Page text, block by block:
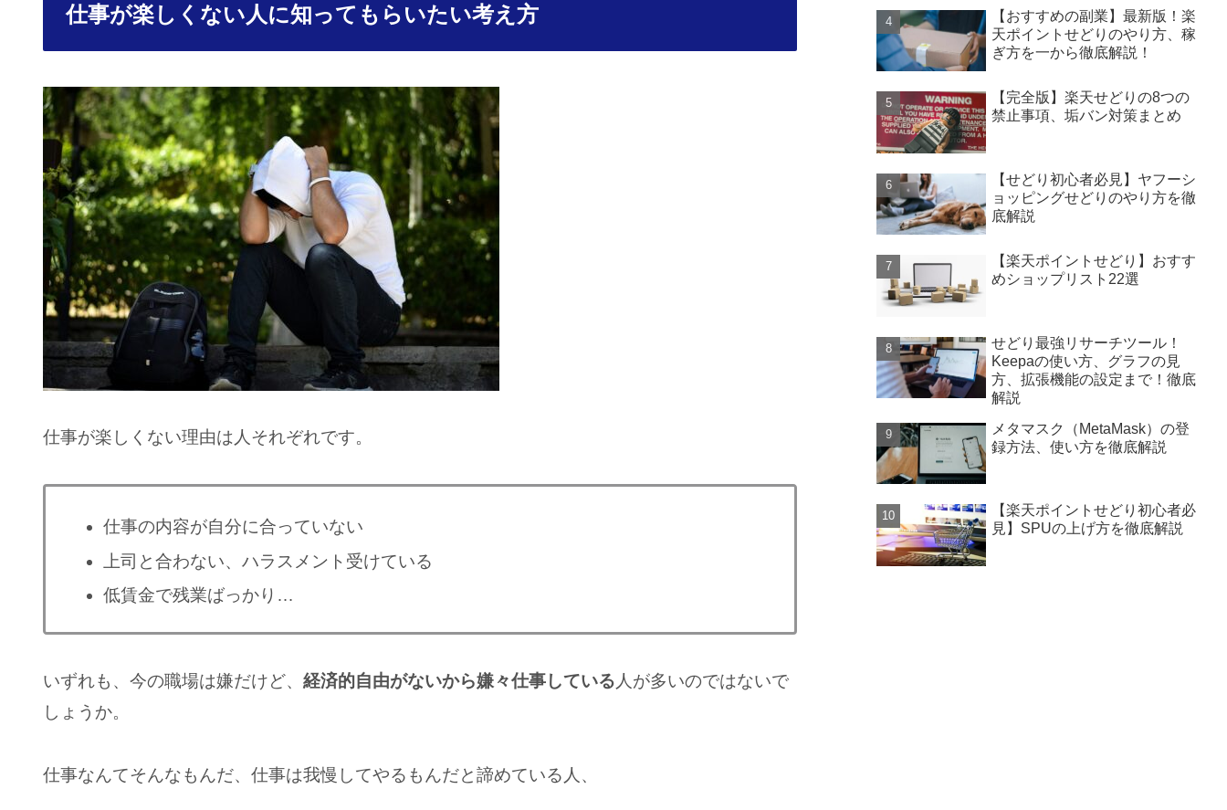
仕事が楽しくない人に知ってもらいたい考え方
仕事が楽しくない理由は人それぞれです。
仕事の内容が自分に合っていない
上司と合わない、ハラスメント受けている
低賃金で残業ばっかり…
いずれも、今の職場は嫌だけど、 経済的自由がないから嫌々仕事している人が多いのではないで
しょうか。
仕事なんてそんなもんだ、仕事は我慢してやるもんだと諦めている人、
【おすすめの副業】最新版！楽
天ポイントせどりのやり方、稼
ぎ方を一から徹底解説！
【完全版】楽天せどりの8つの
禁止事項、垢バン対策まとめ
【せどり初心者必見】ヤフーシ
ョッピングせどりのやり方を徹
底解説
【楽天ポイントせどり】おすす
めショップリスト22選
せどり最強リサーチツール！
Keepaの使い方、グラフの見
方、拡張機能の設定まで！徹底
解説
メタマスク（MetaMask）の登
録方法、使い方を徹底解説
【楽天ポイントせどり初心者必
見】SPUの上げ方を徹底解説